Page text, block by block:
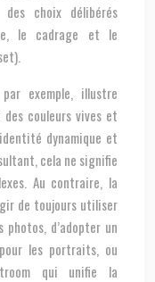
choix délibérés
le cadrage et le
exemple, illustre
couleurs vives et
dynamique et
cela ne signifie
Au contraire, la
de toujours utiliser
d’adopter un
les portraits, ou
qui unifie la